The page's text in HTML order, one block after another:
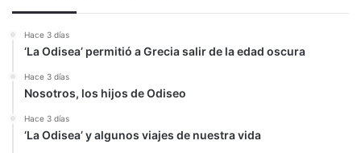
Hace 3 días
‘La Odisea’ permitió a Grecia salir de la edad oscura
Hace 3 días
Nosotros, los hijos de Odiseo
Hace 3 días
‘La Odisea’ y algunos viajes de nuestra vida